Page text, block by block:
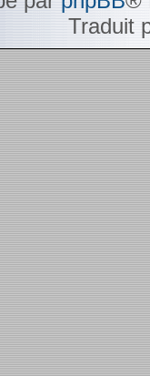
Traduit